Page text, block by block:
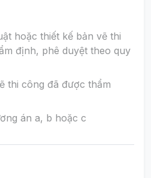
hoặc thiết kế bản vẽ thi
định, phê duyệt theo quy
thi công đã được thẩm
án a, b hoặc c